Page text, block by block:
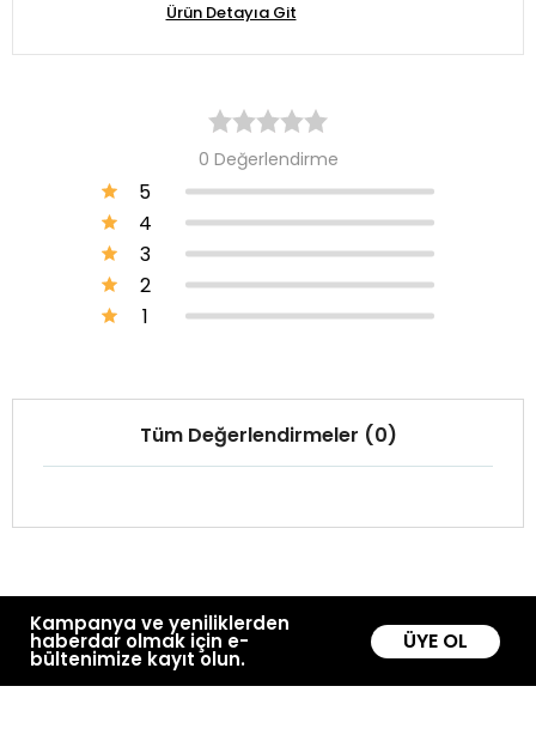
Ürün Detayıa Git
0 Değerlendirme
5
4
3
2
1
Tüm Değerlendirmeler (0)
Kampanya ve yeniliklerden
haberdar olmak için e-
bültenimize kayıt olun.
ÜYE OL